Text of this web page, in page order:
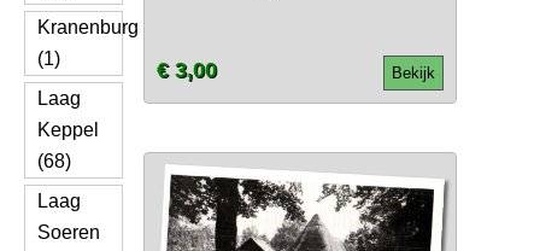
Kranenburg
(1)
Laag
Keppel
(68)
Laag
Soeren
Bekijk
€ 3,00